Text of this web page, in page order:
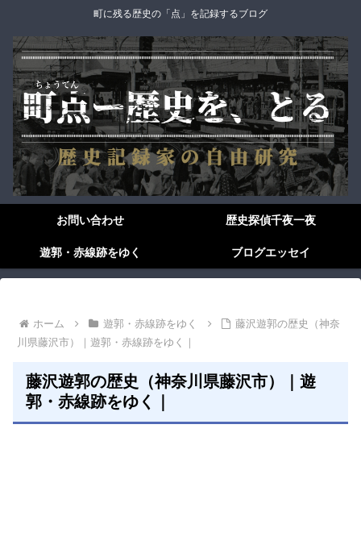
町に残る歴史の「点」を記録するブログ
お問い合わせ 歴史探偵千夜一夜
遊郭・赤線跡をゆく ブログエッセイ
ホーム 遊郭・赤線跡をゆく
藤沢遊郭の歴史（神奈
川県藤沢市）｜遊郭・赤線跡をゆく｜
藤沢遊郭の歴史（神奈川県藤沢市）｜遊
郭・赤線跡をゆく｜